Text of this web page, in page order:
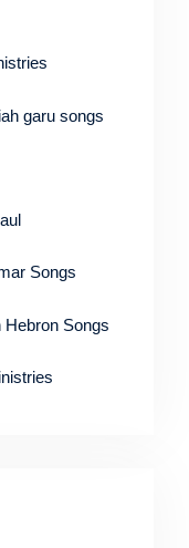
garu songs
Songs
Songs